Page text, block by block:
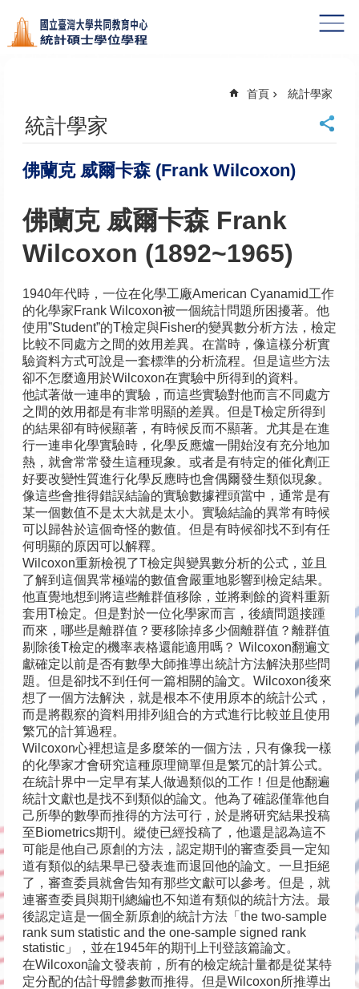
跳到主要內容區塊
首頁 統計學家
統計學家
佛蘭克 威爾卡森 (Frank Wilcoxon)
佛蘭克 威爾卡森 Frank
Wilcoxon (1892~1965)
1940年代時，一位在化學工廠American Cyanamid工作
的化學家Frank Wilcoxon被一個統計問題所困擾著。他
使用”Student”的T檢定與Fisher的變異數分析方法，檢定
比較不同處方之間的效用差異。在當時，像這樣分析實
驗資料方式可說是一套標準的分析流程。但是這些方法
卻不怎麼適用於Wilcoxon在實驗中所得到的資料。
他試著做一連串的實驗，而這些實驗對他而言不同處方
之間的效用都是有非常明顯的差異。但是T檢定所得到
的結果卻有時候顯著，有時候反而不顯著。尤其是在進
行一連串化學實驗時，化學反應爐一開始沒有充分地加
熱，就會常常發生這種現象。或者是有特定的催化劑正
好要改變性質進行化學反應時也會偶爾發生類似現象。
像這些會推得錯誤結論的實驗數據裡頭當中，通常是有
某一個數值不是太大就是太小。實驗結論的異常有時候
可以歸咎於這個奇怪的數值。但是有時候卻找不到有任
何明顯的原因可以解釋。
Wilcoxon重新檢視了T檢定與變異數分析的公式，並且
了解到這個異常極端的數值會嚴重地影響到檢定結果。
他直覺地想到將這些離群值移除，並將剩餘的資料重新
套用T檢定。但是對於一位化學家而言，後續問題接踵
而來，哪些是離群值？要移除掉多少個離群值？離群值
剔除後T檢定的機率表格還能適用嗎？ Wilcoxon翻遍文
獻確定以前是否有數學大師推導出統計方法解決那些問
題。但是卻找不到任何一篇相關的論文。Wilcoxon後來
想了一個方法解決，就是根本不使用原本的統計公式，
而是將觀察的資料用排列組合的方式進行比較並且使用
繁冗的計算過程。
Wilcoxon心裡想這是多麼笨的一個方法，只有像我一樣
的化學家才會研究這種原理簡單但是繁冗的計算公式。
在統計界中一定早有某人做過類似的工作！但是他翻遍
統計文獻也是找不到類似的論文。他為了確認僅靠他自
己所學的數學而推得的方法可行，於是將研究結果投稿
至Biometrics期刊。縱使已經投稿了，他還是認為這不
可能是他自己原創的方法，認定期刊的審查委員一定知
道有類似的結果早已發表進而退回他的論文。一旦拒絕
了，審查委員就會告知有那些文獻可以參考。但是，就
連審查委員與期刊總編也不知道有類似的統計方法。最
後認定這是一個全新原創的統計方法「the two-sample
rank sum statistic and the one-sample signed rank
statistic」，並在1945年的期刊上刊登該篇論文。
在Wilcoxon論文發表前，所有的檢定統計量都是從某特
定分配的估計母體參數而推得。但是Wilcoxon所推導出